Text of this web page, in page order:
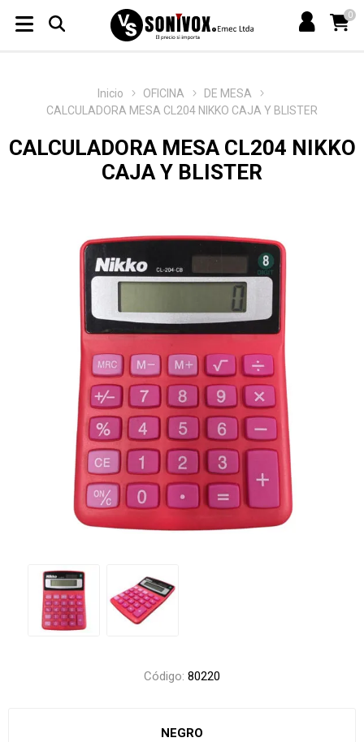
0
Inicio OFICINA
DE MESA
CALCULADORA MESA CL204 NIKKO CAJA Y BLISTER
CALCULADORA MESA CL204 NIKKO
CAJA Y BLISTER
Código: 80220
NEGRO